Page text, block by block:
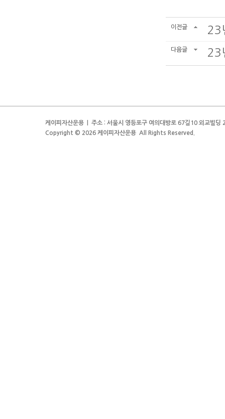
이전글 23
다음글 23
케이피자산운용 | 주소 : 서울시 영등포구 여의대방로 67길10 외교
Copyright © 2026 케이피자산운용 All Rights Reserved.